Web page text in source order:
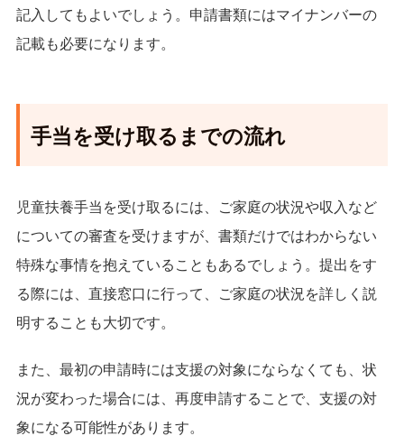
記入してもよいでしょう。申請書類にはマイナンバーの
記載も必要になります。
手当を受け取るまでの流れ
児童扶養手当を受け取るには、ご家庭の状況や収入など
についての審査を受けますが、書類だけではわからない
特殊な事情を抱えていることもあるでしょう。提出をす
る際には、直接窓口に行って、ご家庭の状況を詳しく説
明することも大切です。
また、最初の申請時には支援の対象にならなくても、状
況が変わった場合には、再度申請することで、支援の対
象になる可能性があります。